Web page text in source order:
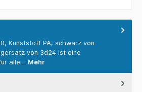
Kunststoff PA, schwarz von
von 3d24 ist eine
alle… Mehr